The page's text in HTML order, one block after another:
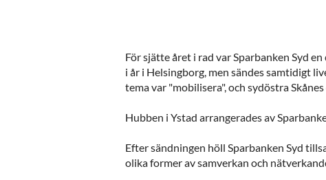
För sjätte året i rad var Sparbanken Syd
i år i Helsingborg, men sändes samtidigt
tema var "mobilisera", och sydöstra
Hubben i Ystad arrangerades av
Efter sändningen höll Sparbanken Syd
olika former av samverkan och